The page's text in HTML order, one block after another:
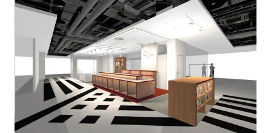
ママとパパに贈る「ジェンダーレ
ス学」
人気の40代髪型・ヘ
タログ